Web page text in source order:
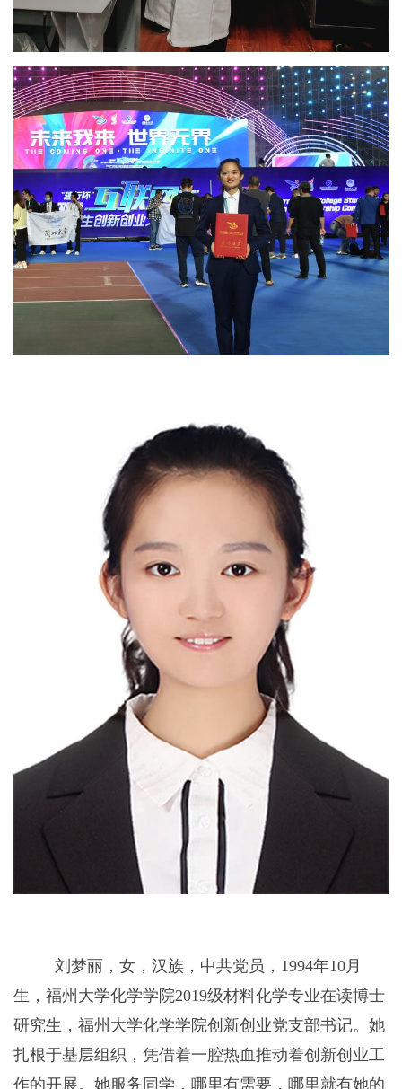
刘梦丽，女，汉族，中共党员， 1994年10月
生，福州大学化学学院2019级材料化学专业在读博士
研究生，福州大学化学学院创新创业党支部书记。她
扎根于基层组织，凭借着一腔热血推动着创新创业工
作的开展。她服务同学，哪里有需要，哪里就有她的